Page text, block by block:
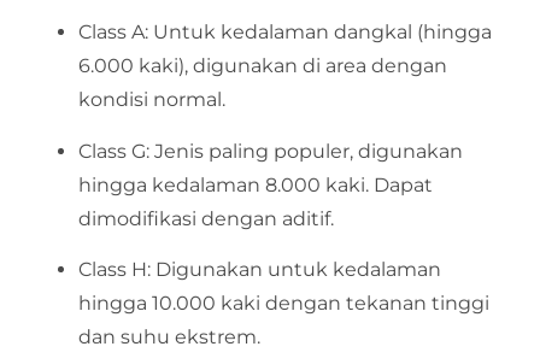
Class A: Untuk kedalaman dangkal (hingga
6.000 kaki), digunakan di area dengan
kondisi normal.
Class G: Jenis paling populer, digunakan
hingga kedalaman 8.000 kaki. Dapat
dimodifikasi dengan aditif.
Class H: Digunakan untuk kedalaman
hingga 10.000 kaki dengan tekanan tinggi
dan suhu ekstrem.